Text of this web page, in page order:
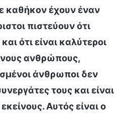
καθήκον έχουν έναν
πιστεύουν ότι
ότι είναι καλύτεροι
ανθρώπους,
άνθρωποι δεν
τους και είναι
Αυτός είναι ο